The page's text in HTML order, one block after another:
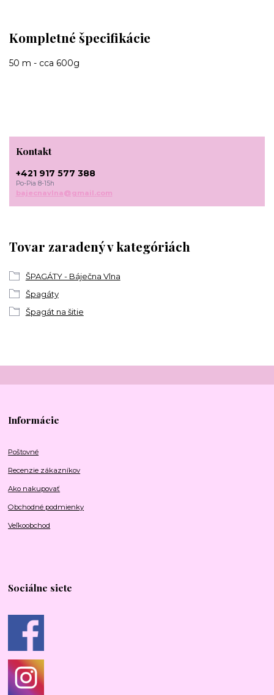
Kompletné špecifikácie
50 m - cca 600g
Tovar zaradený v kategóriách
ŠPAGÁTY - Báječna Vlna
Špagáty
Špagát na šitie
Kontakt
+421 917 577 388
Po-Pia 8-15h
bajecnavlna@gmail.com
Informácie
Poštovné
Recenzie zákazníkov
Ako nakupovať
Obchodné podmienky
Veľkoobchod
Sociálne siete